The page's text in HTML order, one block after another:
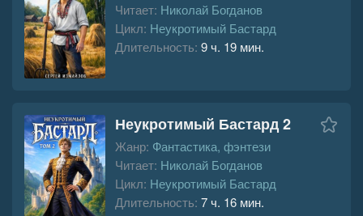
Читает: Николай Богданов
Цикл: Неукротимый Бастард
Длительность: 9 ч. 19 мин.
Неукротимый Бастард 2
Жанр: Фантастика, фэнтези
Читает: Николай Богданов
Цикл: Неукротимый Бастард
Длительность: 7 ч. 16 мин.